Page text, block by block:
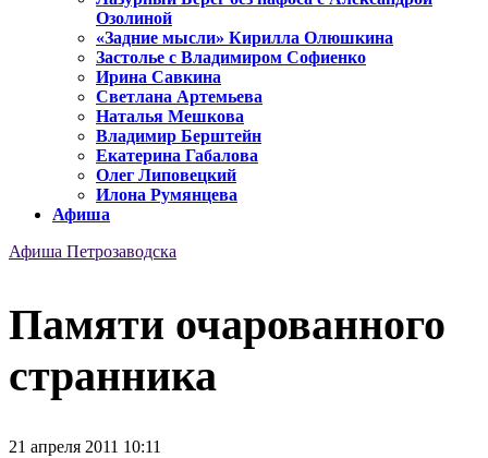
Озолиной
«Задние мысли» Кирилла Олюшкина
Застолье с Владимиром Софиенко
Ирина Савкина
Светлана Артемьева
Наталья Мешкова
Владимир Берштейн
Екатерина Габалова
Олег Липовецкий
Илона Румянцева
Афиша
Афиша Петрозаводска
Памяти очарованного
странника
21 апреля 2011 10:11